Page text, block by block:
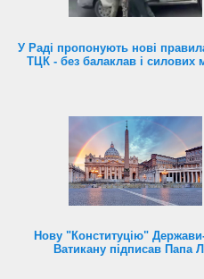
У Раді пропонують нові
ТЦК - без балаклав і силових
Нову "Конституцію"
Ватикану підписав Папа